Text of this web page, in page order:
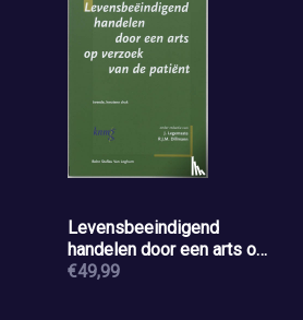
Levensbeeindigend
handelen door een arts op
verzoek van de patient
€49,99